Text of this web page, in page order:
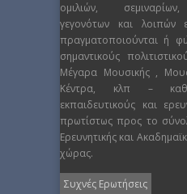
ομιλιών, σεμιναρίων,
γεγονότων και λοιπών
πραγματοποιούνται ή
σημαντικούς
Μέγαρα Μουσικής ,
Κέντρα, κλπ –
εκπαιδευτικούς και
πρωτίστως προς το
Ερευνητικής και
χώρας.
Συχνές Ερωτήσεις